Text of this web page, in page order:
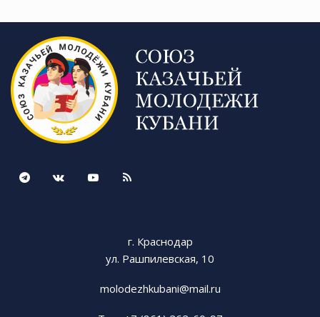
г. Краснодар
ул. Рашпилевская, 10
molodezhkubani@mail.ru